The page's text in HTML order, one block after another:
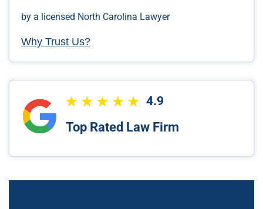
by a licensed North Carolina Lawyer
Why Trust Us?
4.9
Top Rated Law Firm